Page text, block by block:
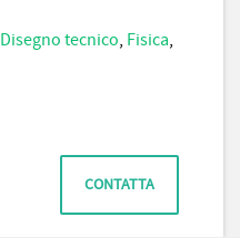
Disegno tecnico, Fisica,
CONTATTA